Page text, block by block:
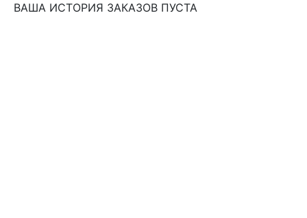
ВАША ИСТОРИЯ ЗАКАЗОВ ПУСТА